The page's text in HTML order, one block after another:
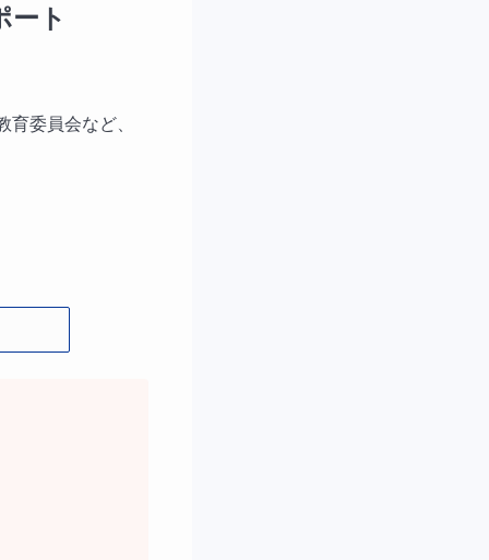
ート
委員会など、
かる！」「でき